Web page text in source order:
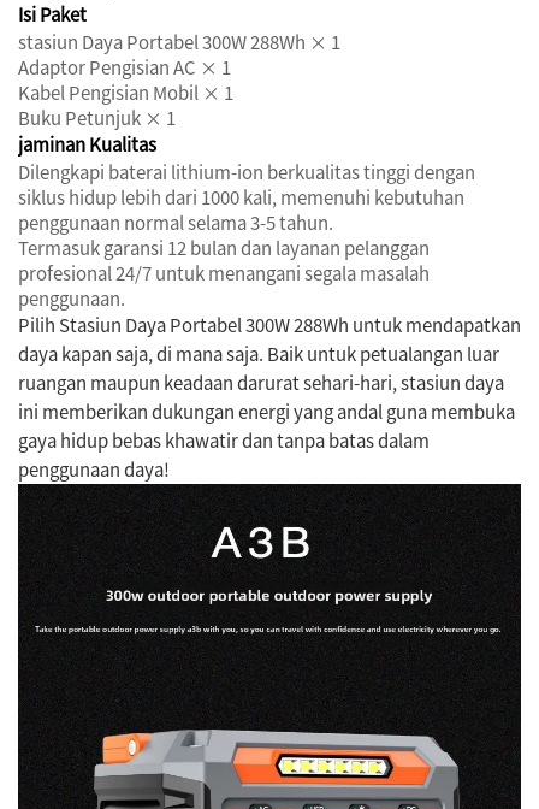
Isi Paket
stasiun Daya Portabel 300W 288Wh × 1
Adaptor Pengisian AC × 1
Kabel Pengisian Mobil × 1
Buku Petunjuk × 1
jaminan Kualitas
Dilengkapi baterai lithium-ion berkualitas tinggi dengan
siklus hidup lebih dari 1000 kali, memenuhi kebutuhan
penggunaan normal selama 3-5 tahun.
Termasuk garansi 12 bulan dan layanan pelanggan
profesional 24/7 untuk menangani segala masalah
penggunaan.
Pilih Stasiun Daya Portabel 300W 288Wh untuk mendapatkan
daya kapan saja, di mana saja. Baik untuk petualangan luar
ruangan maupun keadaan darurat sehari-hari, stasiun daya
ini memberikan dukungan energi yang andal guna membuka
gaya hidup bebas khawatir dan tanpa batas dalam
penggunaan daya!